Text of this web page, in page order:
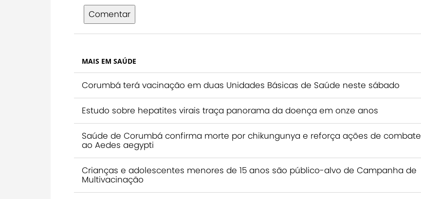
Comentar
MAIS EM SAÚDE
Corumbá terá vacinação em duas Unidades Básicas de Saúde neste sábado
Estudo sobre hepatites virais traça panorama da doença em onze anos
Saúde de Corumbá confirma morte por chikungunya e reforça ações de combate
ao Aedes aegypti
Crianças e adolescentes menores de 15 anos são público-alvo de Campanha de
Multivacinação